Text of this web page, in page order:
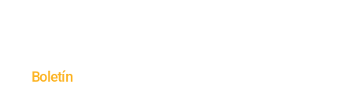
Boletín